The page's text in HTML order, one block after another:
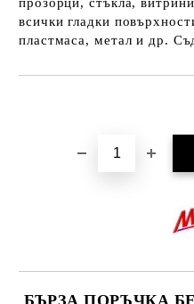
всички гладки
пластмаса, метал и др.
БЪРЗА ПОРЪЧКА